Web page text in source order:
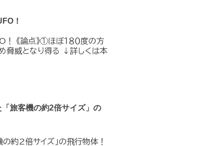
！
《論点》①ほぼ１８０度の方
脅威となり得る ↓詳しくは本
旅客機の約2倍サイズ」の
約2倍サイズ」の飛行物体！